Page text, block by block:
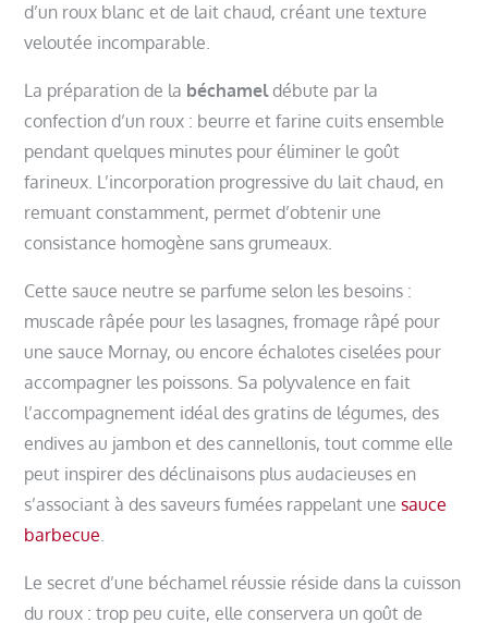
d’un roux blanc et de lait chaud, créant une texture
veloutée incomparable.
La préparation de la béchameldébute par la
confection d’un roux : beurre et farine cuits ensemble
pendant quelques minutes pour éliminer le goût
farineux. L’incorporation progressive du lait chaud, en
remuant constamment, permet d’obtenir une
consistance homogène sans grumeaux.
Cette sauce neutre se parfume selon les besoins :
muscade râpée pour les lasagnes, fromage râpé pour
une sauce Mornay, ou encore échalotes ciselées pour
accompagner les poissons. Sa polyvalence en fait
l’accompagnement idéal des gratins de légumes, des
endives au jambon et des cannellonis, tout comme elle
peut inspirer des déclinaisons plus audacieuses en
s’associant à des saveurs fumées rappelant unesauce
barbecue.
Le secret d’une béchamel réussie réside dans la cuisson
du roux : trop peu cuite, elle conservera un goût de